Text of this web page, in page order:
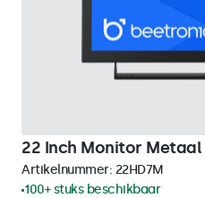
22 Inch Monitor Metaal
Artikelnummer: 22HD7M
100+ stuks beschikbaar